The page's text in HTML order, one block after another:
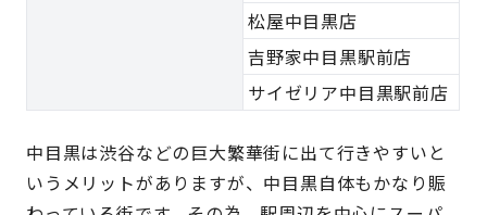
松屋中目黒店
吉野家中目黒駅前店
サイゼリア中目黒駅前店
中目黒は渋谷などの巨大繁華街に出て行きやすいと
いうメリットがありますが、中目黒自体もかなり賑